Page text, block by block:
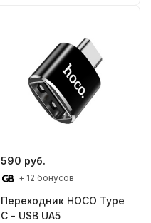
590 руб.
+ 12 бонусов
Переходник HOCO Type
C - USB UA5